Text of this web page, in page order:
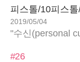
피스톨/10피스
스쿼트허벅지 아
2019/05/04
"수신(personal
#26